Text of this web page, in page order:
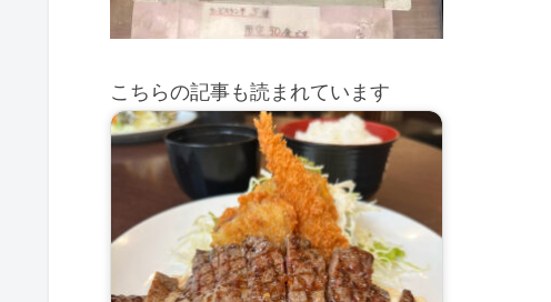
こちらの記事も読まれています